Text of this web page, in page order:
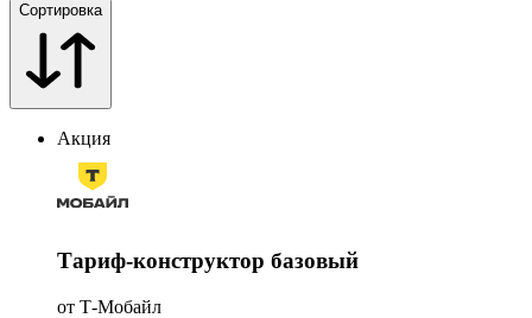
Сортировка
Акция
Тариф-конструктор базовый
от Т‑Мобайл